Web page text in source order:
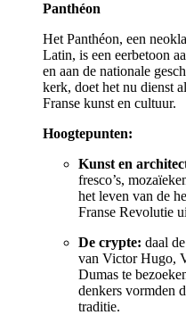
Panthéon
Het Panthéon, een
Latin, is een eerbetoon
en aan de nationale
kerk, doet het nu dienst
Franse kunst en cultuur.
Hoogtepunten:
Kunst en
fresco’s,
het leven van de
Franse Revolutie
De crypte: daal
van Victor Hugo,
Dumas te
denkers vormden
traditie.